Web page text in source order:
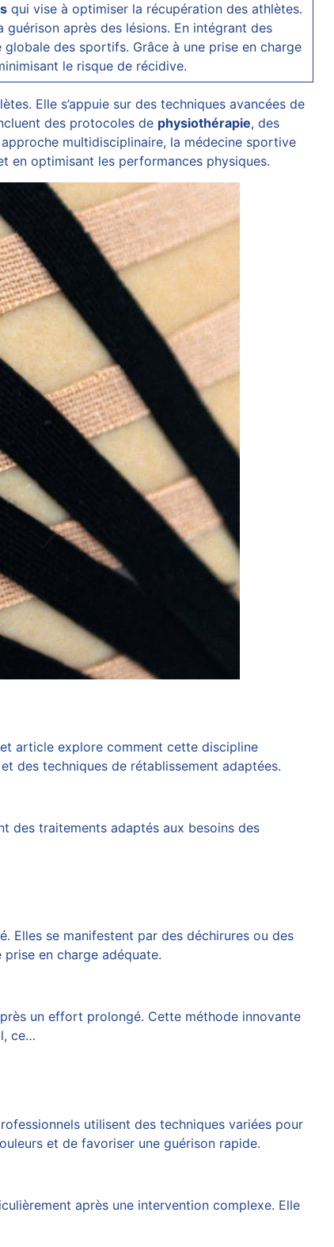
qui vise à optimiser la récupération des athlètes.
après des lésions. En intégrant des
des sportifs. Grâce à une prise en charge
le risque de récidive.
Elle s’appuie sur des techniques avancées de
des protocoles de physiothérapie, des
approche multidisciplinaire, la médecine sportive
en optimisant les performances physiques.
article explore comment cette discipline
des techniques de rétablissement adaptées.
des traitements adaptés aux besoins des
Elles se manifestent par des déchirures ou des
en charge adéquate.
un effort prolongé. Cette méthode innovante
ce…
utilisent des techniques variées pour
et de favoriser une guérison rapide.
après une intervention complexe. Elle